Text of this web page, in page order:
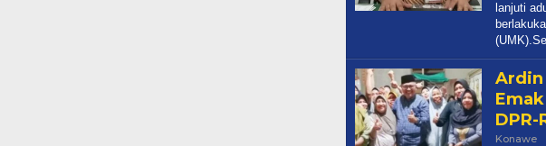
lanjuti
Ardin
DPR-
Konawe